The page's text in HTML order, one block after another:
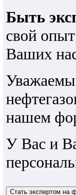
Быть
свой
Ваших
нашем
У Вас и